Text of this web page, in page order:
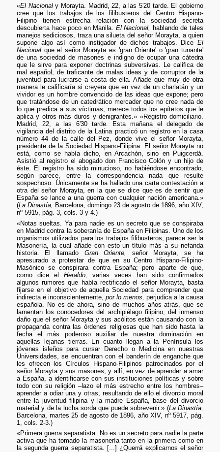
«El Nacionaly Morayta. Madrid, 22, a las 5'20 tarde. El gobierno
cree que los trabajos de los filibusteros del Centro Hispano-
Filipino tienen estrecha relación con la sociedad secreta
descubierta hace poco en Manila. El Nacional, hablando de tales
manejos sediciosos, traza una silueta del señor Morayta, a quien
supone algo así como instigador de dichos trabajos. DiceEl
Nacionalque el señor Morayta es 'gran Oriente' o 'gran tunante'
de una sociedad de masones e indigno de ocupar una cátedra
que le sirve para exponer doctrinas subversivas. Le califica de
mal español, de traficante de malas ideas y de corruptor de la
juventud para lucrarse a costa de ella. Añade que muy de otra
manera le calificaría si creyera que en vez de un charlatán y un
vividor es un hombre convencido de las ideas que expone; pero
que tratándose de un catedrático mercader que no cree nada de
lo que predica a sus víctimas, merece todos los epítetos que le
aplica y otros más duros y denigrantes.» «Registro domiciliario.
Madrid, 22, a las 6'30 tarde. Esta mañana el delegado de
vigilancia del distrito de la Latina practicó un registro en la casa
número 44 de la calle del Pez, donde vive el señor Morayta,
presidente de la Sociedad Hispano-Filipina. El señor Morayta no
está, como se había dicho, en Arcachón, sino en Puigcerdá.
Asistió al registro el abogado don Francisco Colón y un hijo de
éste. El registro ha sido minucioso, no habiéndose encontrado,
según parece, entre la correspondencia nada que resulte
sospechoso. Únicamente se ha hallado una carta contestación a
otra del señor Morayta, en la que se dice que es de sentir que
España se lance a una guerra con cualquier nación americana.»
(La Dinastía, Barcelona, domingo 23 de agosto de 1896, año XIV,
nº 5915, pág. 3, cols. 3 y 4.)
«Notas sueltas. Ya para nadie es un secreto que se conspiraba
en Madrid contra la soberanía de España en Filipinas. Uno de los
organismos utilizados para los trabajos filibusteros, parece ser la
Masonería, la cual añade con esto un título más a su nefanda
historia. El llamado Gran Oriente,
señor Morayta, se ha
apresurado a protestar de que en su Centro Hispano-Filipino-
Masónico se conspirara contra España; pero aparte de que,
como dice el Heraldo,
varias veces han sido confirmados
algunos rumores que había rectificado el señor Morayta, basta
fijarse en el objetivo de aquella Sociedad para comprender que
indirecta e inconscientemente, por lo menos, perjudica a la causa
española. No es de ahora, sino de muchos años atrás, que se
lamentan los conocedores del archipiélago filipino, del inmenso
daño que el señor Morayta y sus acólitos están causando con la
propaganda contra las órdenes religiosas que han sido hasta la
fecha el más poderoso auxiliar de nuestra dominación en
aquellas lejanas tierras. En cuanto llegan a la Península los
jóvenes isleños para cursar Derecho o Medicina en nuestras
Universidades, se encuentran con el banderín de enganche que
les ofrecen los Círculos Hispano-Filipinos patrocinados por el
señor Morayta y sus masones; y allí, en vez de aprender a amar
a España, a identificarse con sus instituciones políticas y sobre
todo con su religión –lazo el más estrecho entre los hombres–
aprender a odiar una y otras, resultando de ello el divorcio moral
entre la juventud filipina y la madre España, base del divorcio
material y de la lucha sorda que puede sobrevenir.» (La Dinastía,
Barcelona, martes 25 de agosto de 1896, año XIV, nº 5917, pág.
1, cols. 2-3.)
«Primera guerra separatista. No es un secreto para nadie la parte
activa que ha tomado la masonería tanto en la primera como en
la segunda guerra separatista. [...] ¿Querrá explicarnos el señor